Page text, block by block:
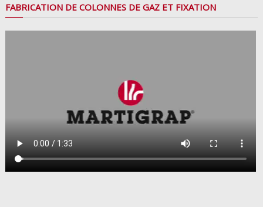
FABRICATION DE COLONNES DE GAZ ET FIXATION